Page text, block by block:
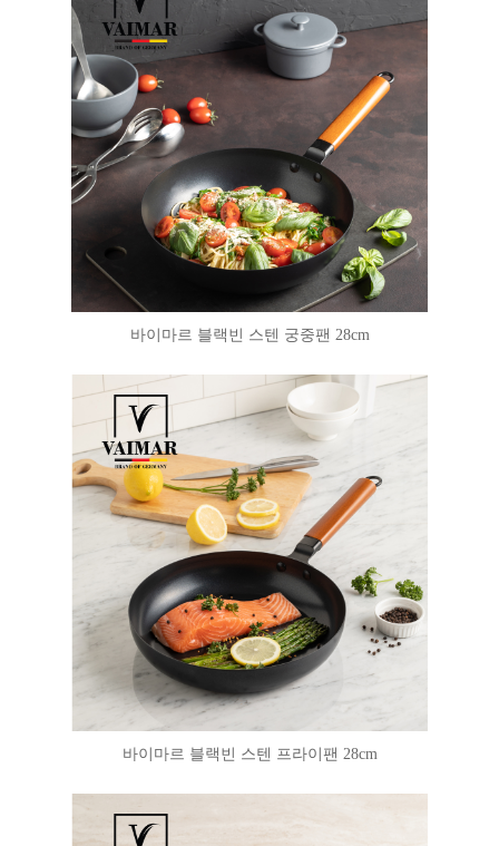
바이마르 블랙빈 스텐 궁중팬 28cm
바이마르 블랙빈 스텐 프라이팬 28cm